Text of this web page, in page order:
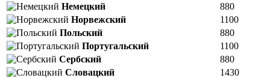
Немецкий
880
Норвежский
1100
Польский
880
Португальский
1100
Сербский
880
Словацкий
1430